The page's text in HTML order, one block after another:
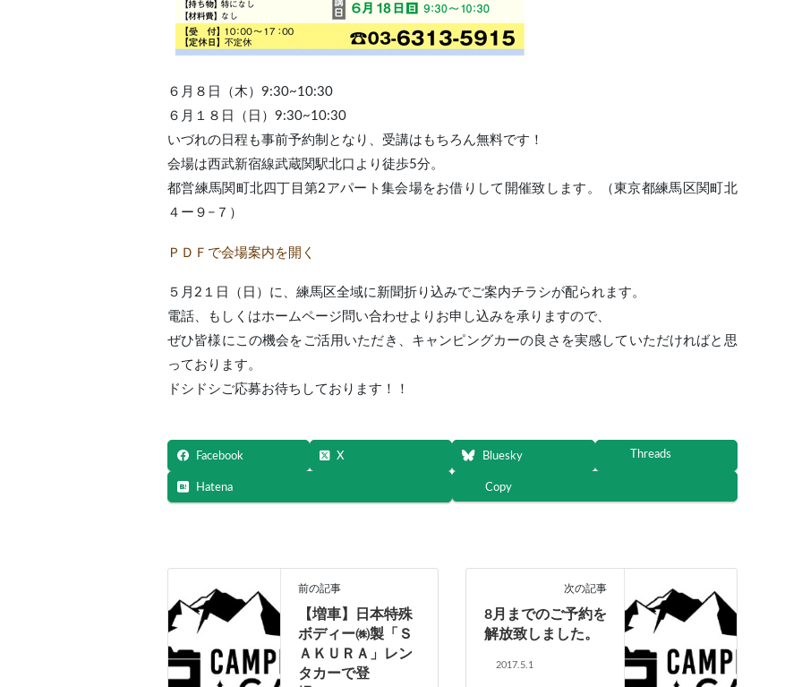
６月８日（木）9:30~10:30
６月１８日（日）9:30~10:30
いづれの日程も事前予約制となり、受講はもちろん無料です！
会場は西武新宿線武蔵関駅北口より徒歩5分。
都営練馬関町北四丁目第2アパート集会場をお借りして開催致します。（東京都練馬区関町北
４ー９−７）
ＰＤＦで会場案内を開く
５月2１日（日）に、練馬区全域に新聞折り込みでご案内チラシが配られます。
電話、もしくはホームページ問い合わせよりお申し込みを承りますので、
ぜひ皆様にこの機会をご活用いただき、キャンピングカーの良さを実感していただければと思
っております。
ドシドシご応募お待ちしております！！
Facebook X Bluesky Threads
Hatena Copy
前の記事
【増車】日本特殊
ボディー㈱製「Ｓ
ＡＫＵＲＡ」レン
タカーで登
次の記事
8月までのご予約を
解放致しました。
2017.5.1